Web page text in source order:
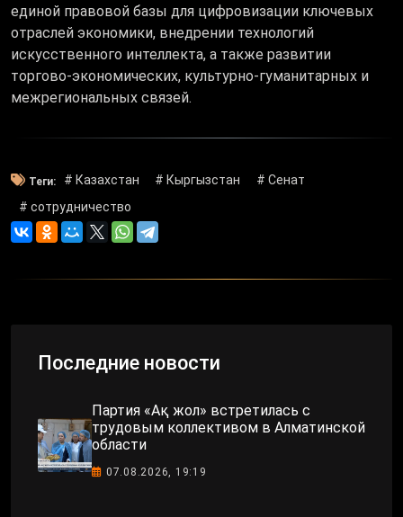
единой правовой базы для цифровизации ключевых
отраслей экономики, внедрении технологий
искусственного интеллекта, а также развитии
торгово-экономических, культурно-гуманитарных и
межрегиональных связей.
Теги: # Казахстан # Кыргызстан
# Сенат
# сотрудничество
Последние новости
Партия «Ақ жол» встретилась с
трудовым коллективом в Алматинской
области
07.08.2026, 19:19